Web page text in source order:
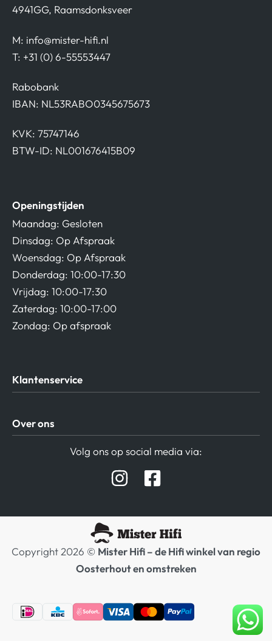
4941GG, Raamsdonksveer
M: info@mister-hifi.nl
T: +31 (0) 6-55553447
Rabobank
IBAN: NL53RABO0345675673
KVK: 75747146
BTW-ID: NL001676415B09
Openingstijden
Maandag: Gesloten
Dinsdag: Op Afspraak
Woensdag: Op Afspraak
Donderdag: 10:00-17:30
Vrijdag: 10:00-17:30
Zaterdag: 10:00-17:00
Zondag: Op afspraak
Klantenservice
Privacy beleid
Verzending / Retour
Afspraak Demoruimte
Over ons
Hifi winkel Raamsdonksveer
Volg ons op social media via:
Copyright 2026 © Mister Hifi – de Hifi winkel van regio
Oosterhout en omstreken